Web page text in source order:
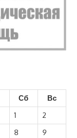
Сб
Вс
1
2
8
9